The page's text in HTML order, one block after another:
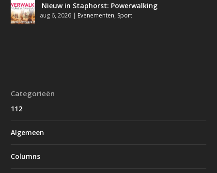
Nieuw in Staphorst: Powerwalking
aug 6, 2026 | Evenementen, Sport
Categorieën
112
Algemeen
Columns